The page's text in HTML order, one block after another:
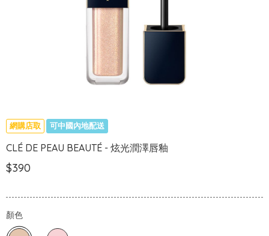
網購店取 可中國內地配送
CLÉ DE PEAU BEAUTÉ - 炫光潤澤唇釉
$390
顏色